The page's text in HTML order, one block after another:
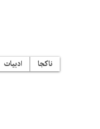
ناکجا ادبیات